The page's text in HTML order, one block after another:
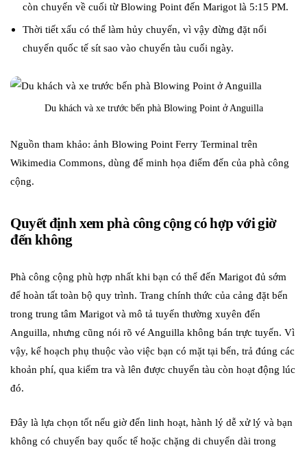
còn chuyến về cuối từ Blowing Point đến Marigot là 5:15 PM.
Thời tiết xấu có thể làm hủy chuyến, vì vậy đừng đặt nối
chuyến quốc tế sít sao vào chuyến tàu cuối ngày.
Du khách và xe trước bến phà Blowing Point ở Anguilla
Nguồn tham khảo: ảnh Blowing Point Ferry Terminal trên
Wikimedia Commons, dùng để minh họa điểm đến của phà công
cộng.
Quyết định xem phà công cộng có hợp với giờ
đến không
Phà công cộng phù hợp nhất khi bạn có thể đến Marigot đủ sớm
để hoàn tất toàn bộ quy trình. Trang chính thức của cảng đặt bến
trong trung tâm Marigot và mô tả tuyến thường xuyên đến
Anguilla, nhưng cũng nói rõ vé Anguilla không bán trực tuyến. Vì
vậy, kế hoạch phụ thuộc vào việc bạn có mặt tại bến, trả đúng các
khoản phí, qua kiểm tra và lên được chuyến tàu còn hoạt động lúc
đó.
Đây là lựa chọn tốt nếu giờ đến linh hoạt, hành lý dễ xử lý và bạn
không có chuyến bay quốc tế hoặc chặng di chuyển dài trong